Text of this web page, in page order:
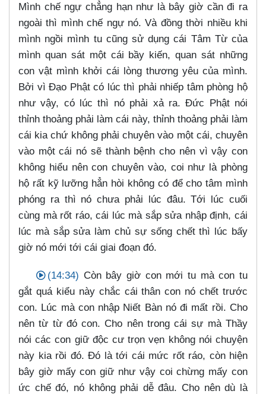
Mình chế ngự chẳng hạn như là bây giờ cần đi ra
ngoài thì mình chế ngự nó. Và đồng thời nhiều khi
mình ngồi mình tu cũng sử dụng cái Tâm Từ của
mình quan sát một cái bầy kiến, quan sát những
con vật mình khởi cái lòng thương yêu của mình.
Bởi vì Đạo Phật có lúc thì phải nhiếp tâm phòng hộ
như vậy, có lúc thì nó phải xả ra. Đức Phật nói
thỉnh thoảng phải làm cái này, thỉnh thoảng phải làm
cái kia chứ không phải chuyên vào một cái, chuyên
vào một cái nó sẽ thành bệnh cho nên vì vậy con
không hiểu nên con chuyên vào, coi như là phòng
hộ rất kỹ lưỡng hẳn hòi không có để cho tâm mình
phóng ra thì nó chưa phải lúc đâu. Tới lúc cuối
cùng mà rốt ráo, cái lúc mà sắp sửa nhập định, cái
lúc mà sắp sửa làm chủ sự sống chết thì lúc bấy
giờ nó mới tới cái giai đoạn đó.
(14:34) Còn bây giờ con mới tu mà con tu
gắt quá kiểu này chắc cái thân con nó chết trước
con. Lúc mà con nhập Niết Bàn nó đi mất rồi. Cho
nên từ từ đó con. Cho nên trong cái sự mà Thầy
nói các con giữ độc cư trọn vẹn không nói chuyện
này kia rồi đó. Đó là tới cái mức rốt ráo, còn hiện
bây giờ mấy con giữ như vậy coi chừng mấy con
ức chế đó, nó không phải dễ đâu. Cho nên dù là